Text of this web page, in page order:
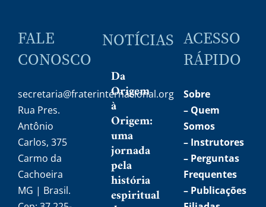
FALE
CONOSCO
secretaria@fraterinternacional.org
Rua Pres.
Antônio
Carlos, 375
Carmo da
Cachoeira
MG | Brasil.
NOTÍCIAS
Da
Origem
à
Origem:
uma
jornada
pela
história
espiritual
ACESSO
RÁPIDO
Sobre
– Quem
Somos
– Instrutores
– Perguntas
Frequentes
– Publicações